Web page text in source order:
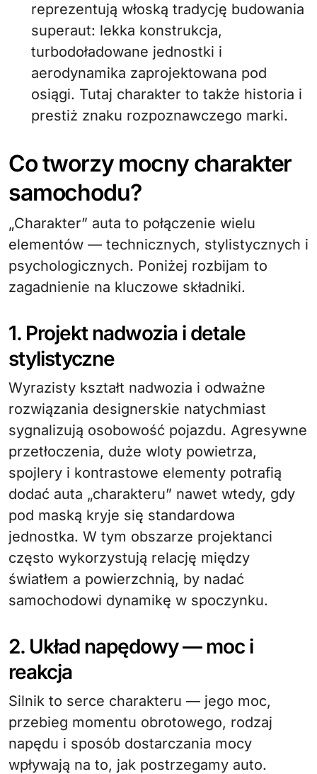
reprezentują włoską tradycję budowania
superaut: lekka konstrukcja,
turbodoładowane jednostki i
aerodynamika zaprojektowana pod
osiągi. Tutaj charakter to także historia i
prestiż znaku rozpoznawczego marki.
Co tworzy mocny charakter
samochodu?
„Charakter” auta to połączenie wielu
elementów — technicznych, stylistycznych i
psychologicznych. Poniżej rozbijam to
zagadnienie na kluczowe składniki.
1. Projekt nadwozia i detale
stylistyczne
Wyrazisty kształt nadwozia i odważne
rozwiązania designerskie natychmiast
sygnalizują osobowość pojazdu. Agresywne
przetłoczenia, duże wloty powietrza,
spojlery i kontrastowe elementy potrafią
dodać auta „charakteru” nawet wtedy, gdy
pod maską kryje się standardowa
jednostka. W tym obszarze projektanci
często wykorzystują relację między
światłem a powierzchnią, by nadać
samochodowi dynamikę w spoczynku.
2. Układ napędowy — moc i
reakcja
Silnik to serce charakteru — jego moc,
przebieg momentu obrotowego, rodzaj
napędu i sposób dostarczania mocy
wpływają na to, jak postrzegamy auto.